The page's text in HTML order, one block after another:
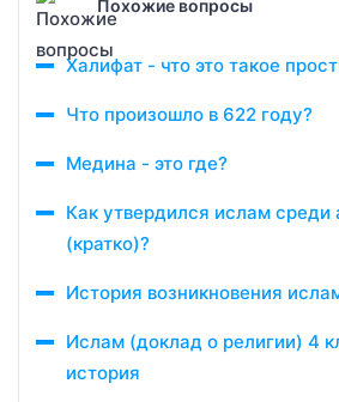
Похожие вопросы
Халифат - что это такое
Что произошло в 622 году?
Медина - это где?
Как утвердился ислам среди
(кратко)?
История возникновения
Ислам (доклад о религии) 4
история